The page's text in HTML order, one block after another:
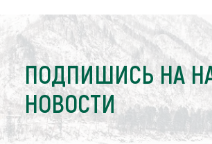
ПОДПИШИСЬ НА
НОВОСТИ